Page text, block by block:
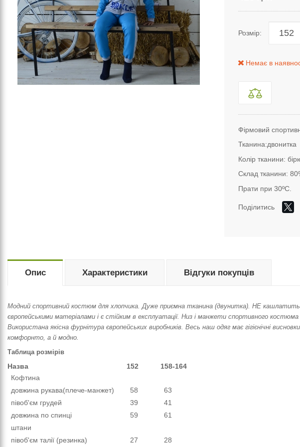
Розмір:
Немає в
Фірмовий
Тканина:двонитка
Колір тканини:
Склад тканини:
Прати при 30ºС.
Поділитись
Опис
Модний спортивний костюм для хлопчика. Дуже приємна тканина (двунитка). НЕ
європейськими матеріалами і є стійким в експлуатації. Низ і манжети спортивного костюма
Використана якісна фурнітура європейських виробників. Весь наш одяг має гігієнічні
комфорнто, а й модно.
Таблица розмірів
Назва 152
158-164
Кофтина
довжина рукава(плече-манжет)
58
63
півоб'єм грудей
39
41
довжина по спинці
59
61
штани
півоб'єм талії (резинка)
27 28
Характеристики Відгуки покупців